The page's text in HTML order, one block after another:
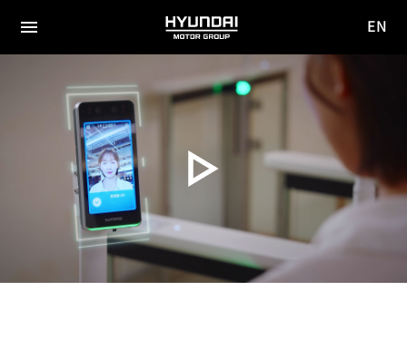
전체
HYUNDAI
MOTOR
GROUP
EN